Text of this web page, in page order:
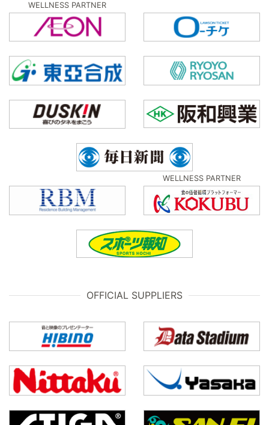
WELLNESS PARTNER
WELLNESS PARTNER
OFFICIAL SUPPLIERS